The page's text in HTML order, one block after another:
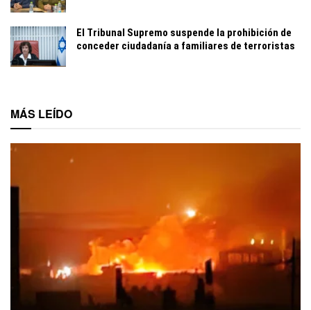
El Tribunal Supremo suspende la prohibición de
conceder ciudadanía a familiares de terroristas
MÁS LEÍDO